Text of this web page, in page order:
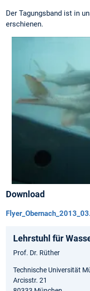
Der Tagungsband ist in
erschienen.
Download
Lehrstuhl für
Prof. Dr. Rüther
Technische Universität
Arcisstr. 21